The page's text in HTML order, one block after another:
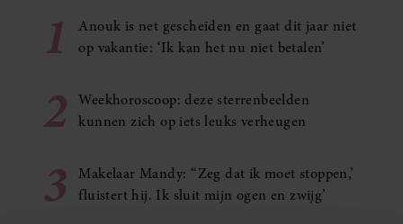
1
Anouk is net gescheiden en gaat dit jaar niet
op vakantie: ‘Ik kan het nu niet betalen’
2
Weekhoroscoop: deze sterrenbeelden
kunnen zich op iets leuks verheugen
3
Makelaar Mandy: ‘‘Zeg dat ik moet stoppen,’
fluistert hij. Ik sluit mijn ogen en zwijg’